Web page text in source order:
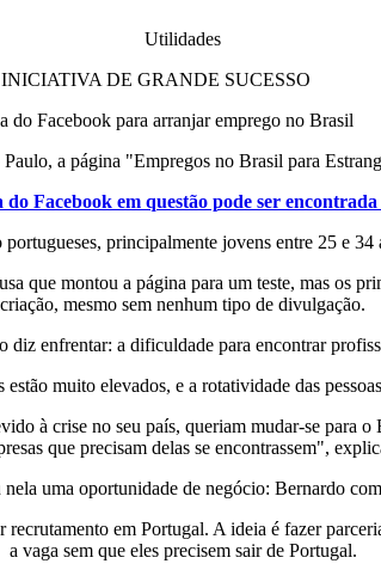
Utilidades
INICIATIVA DE GRANDE SUCESSO
do Facebook para arranjar emprego no Brasil
a página "Empregos no Brasil para
do Facebook em questão pode ser
principalmente jovens entre 25 e 34
montou a página para um teste, mas os
criação, mesmo sem nenhum tipo de divulgação.
enfrentar: a dificuldade para encontrar
muito elevados, e a rotatividade das
à crise no seu país, queriam mudar-se para
que precisam delas se encontrassem",
uma oportunidade de negócio: Bernardo
em Portugal. A ideia é fazer
a vaga sem que eles precisem sair de Portugal.